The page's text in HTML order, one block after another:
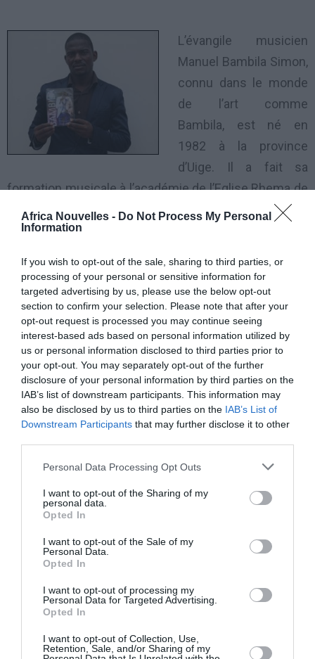
Africa Nouvelles - Do Not Process My Personal
Information
If you wish to opt-out of the sale, sharing to third parties, or
processing of your personal or sensitive information for
targeted advertising by us, please use the below opt-out
section to confirm your selection. Please note that after your
opt-out request is processed you may continue seeing
interest-based ads based on personal information utilized by
us or personal information disclosed to third parties prior to
your opt-out. You may separately opt-out of the further
disclosure of your personal information by third parties on the
IAB’s list of downstream participants. This information may
also be disclosed by us to third parties on the IAB’s List of
Downstream Participants that may further disclose it to other
Personal Data Processing Opt Outs
I want to opt-out of the Sharing of my
personal data.
Opted In
I want to opt-out of the Sale of my
Personal Data.
Opted In
I want to opt-out of processing my
Personal Data for Targeted Advertising.
Opted In
I want to opt-out of Collection, Use,
Retention, Sale, and/or Sharing of my
L’évangile musicien
Manuel Bambila Simon,
connu dans le monde
de l’art comme
Bambila, est né en
1982 à la province
d’Uige. Il a fait sa
formation musicale à l’académie de l’Eglise Rhema de
la capitale, où il a appris à jouer au piano, à la guitare et
à chanter. Outre le Cd «
j’ai trouvé?), lancé en 2006.
Bambila a déclaré qu’il avait accepté de
commercialiser son CD aux frères de cette église à
Luanda après sa sortie dans certaines provinces.
Le chanteur a souligné que sa nouvelle oeuvre
discographique, a vu la participation spéciale des
musiciens étrangers et nationaux, pour
contribuer à la diffusion de l’évangélisation.
Selon Bambila, la musique gospel est très importante
car elle contribue au développement du pays,
transformant les esprits et de faire la Parole de Dieu
est remplie.
Grâce à la louange qui prend le message chrétien et